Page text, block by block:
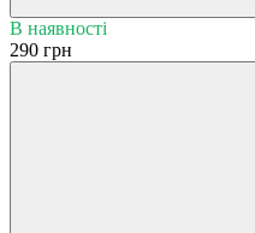
В наявності
290 грн